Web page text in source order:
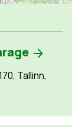
Tallinn,